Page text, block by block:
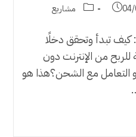
Post
مشاريع
كيف تبدأ وتحقق دخلًا
من الإنترنت دون
التعامل مع الشحن؟هذا هو